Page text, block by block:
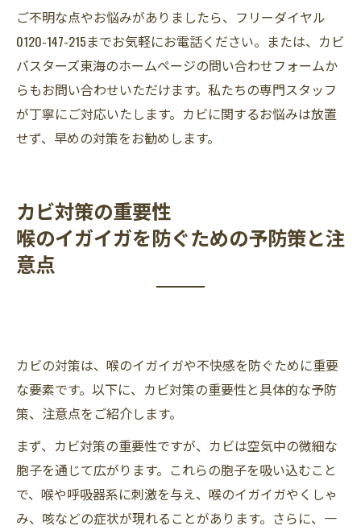
ご不明な点やお悩みがありましたら、フリーダイヤル
0120-147-215までお気軽にお電話ください。または、カビ
バスターズ東海のホームページの問い合わせフォームか
らもお問い合わせいただけます。私たちの専門スタッフ
が丁寧にご対応いたします。カビに関するお悩みは放置
せず、早めの対策をお勧めします。
カビ対策の重要性
喉のイガイガを防ぐための予防策と注
意点
カビの対策は、喉のイガイガや不快感を防ぐために重要
な要素です。以下に、カビ対策の重要性と具体的な予防
策、注意点をご紹介します。
まず、カビ対策の重要性ですが、カビは空気中の微細な
胞子を通じて広がります。これらの胞子を吸い込むこと
で、喉や呼吸器系に刺激を与え、喉のイガイガやくしゃ
み、咳などの症状が現れることがあります。さらに、一